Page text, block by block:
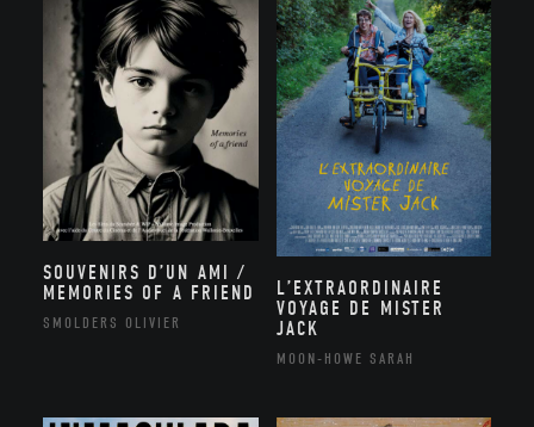
SOUVENIRS D’UN AMI /
MEMORIES OF A FRIEND
SMOLDERS OLIVIER
L’EXTRAORDINAIRE
VOYAGE DE MISTER
JACK
MOON-HOWE SARAH